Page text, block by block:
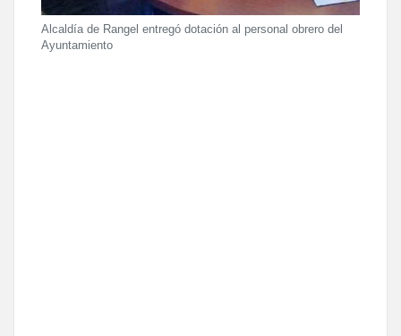
Alcaldía de Rangel entregó dotación al personal obrero del
Ayuntamiento